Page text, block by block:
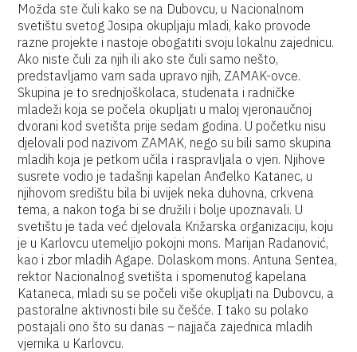
Možda ste čuli kako se na Dubovcu, u Nacionalnom
svetištu svetog Josipa okupljaju mladi, kako provode
razne projekte i nastoje obogatiti svoju lokalnu zajednicu.
Ako niste čuli za njih ili ako ste čuli samo nešto,
predstavljamo vam sada upravo njih, ZAMAK-ovce.
Skupina je to srednjoškolaca, studenata i radničke
mladeži koja se počela okupljati u maloj vjeronaučnoj
dvorani kod svetišta prije sedam godina. U početku nisu
djelovali pod nazivom ZAMAK, nego su bili samo skupina
mladih koja je petkom učila i raspravljala o vjeri. Njihove
susrete vodio je tadašnji kapelan Anđelko Katanec, u
njihovom središtu bila bi uvijek neka duhovna, crkvena
tema, a nakon toga bi se družili i bolje upoznavali. U
svetištu je tada već djelovala Križarska organizaciju, koju
je u Karlovcu utemeljio pokojni mons. Marijan Radanović,
kao i zbor mladih Agape. Dolaskom mons. Antuna Sentea,
rektor Nacionalnog svetišta i spomenutog kapelana
Kataneca, mladi su se počeli više okupljati na Dubovcu, a
pastoralne aktivnosti bile su češće. I tako su polako
postajali ono što su danas – najjača zajednica mladih
vjernika u Karlovcu.